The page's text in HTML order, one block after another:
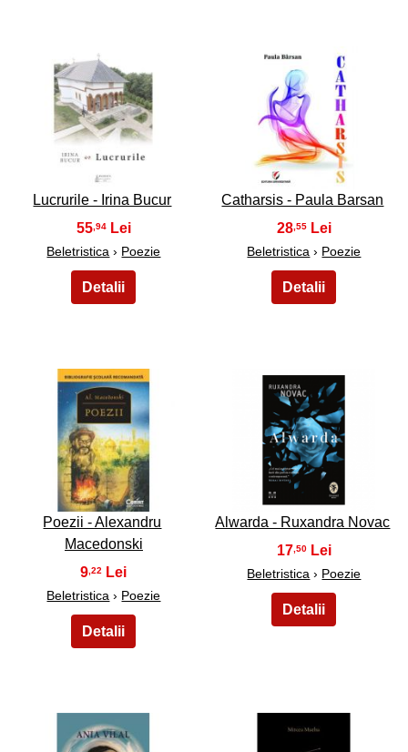
13
Lucrurile - Irina Bucur
55,94
Beletristica › Poezie
14
Catharsis - Paula Barsan
28 ,55
Beletristica › Poezie
15
Poezii - Alexandru
Macedonski
9 ,22
Beletristica › Poezie
16
Alwarda - Ruxandra Novac
17,50
Beletristica › Poezie